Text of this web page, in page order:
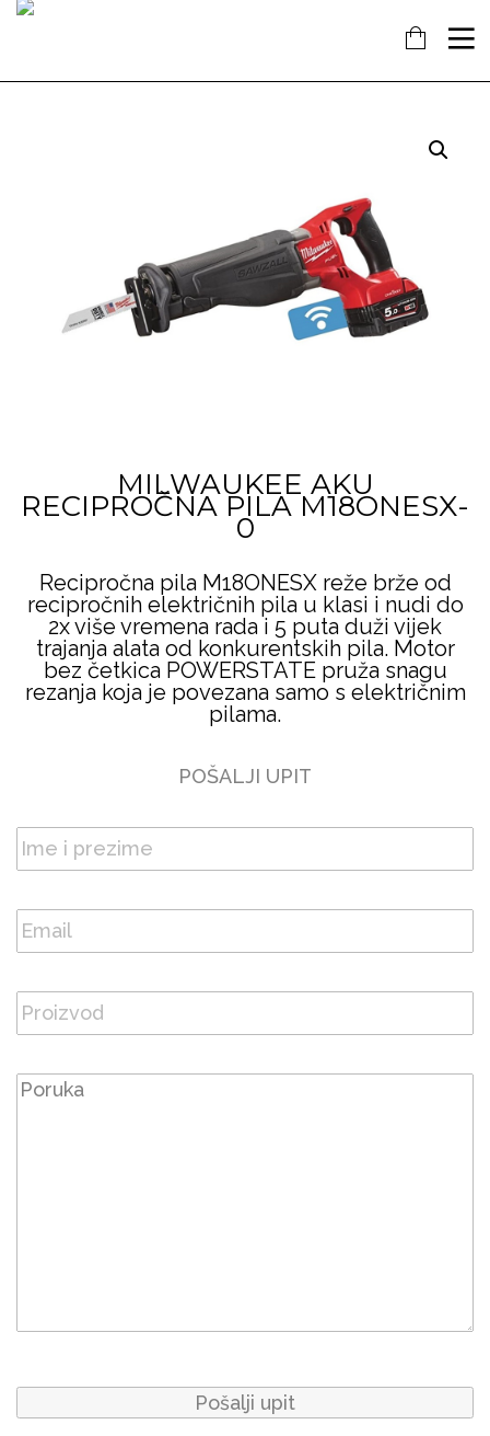
16 7 18
U
KAŠTELIMA
ĐANO
TRADE –
ŠTO O
MILWAUKEE AKU
RECIPROČNA PILA M18ONESX-
0
Recipročna pila M18ONESX reže brže od
recipročnih električnih pila u klasi i nudi do
2x više vremena rada i 5 puta duži vijek
trajanja alata od konkurentskih pila. Motor
bez četkica POWERSTATE pruža snagu
rezanja koja je povezana samo s električnim
pilama.
POŠALJI UPIT